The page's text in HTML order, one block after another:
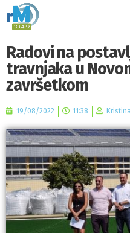
Radovi na
travnjaka u
završetkom
19/08/2022 11:38